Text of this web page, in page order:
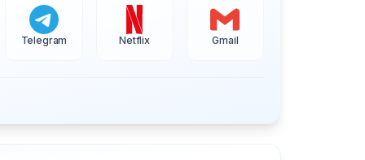
Telegram Netflix Gmail